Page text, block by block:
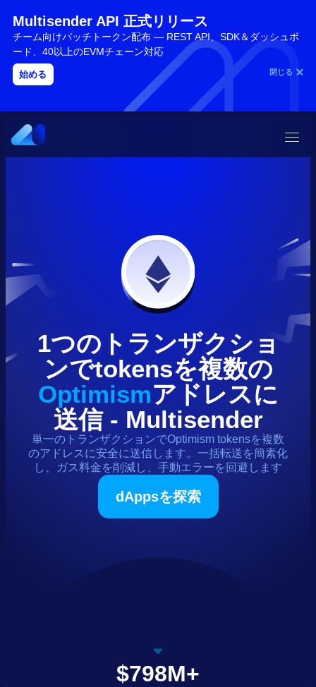
Multisender API 正式リリース
チーム向けバッチトークン配布 — REST API、SDK＆ダッシュボ
ード、40以上のEVMチェーン対応
始める 閉じる
1つのトランザクショ
ンでtokensを複数の
Optimismアドレスに
送信 - Multisender
単一のトランザクションでOptimism tokensを複数
のアドレスに安全に送信します。一括転送を簡素化
し、ガス料金を削減し、手動エラーを回避します
dAppsを探索
$798M+